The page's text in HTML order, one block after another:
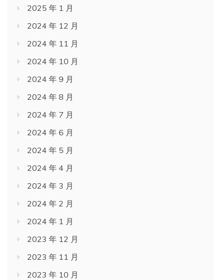
2025 年 1 月
2024 年 12 月
2024 年 11 月
2024 年 10 月
2024 年 9 月
2024 年 8 月
2024 年 7 月
2024 年 6 月
2024 年 5 月
2024 年 4 月
2024 年 3 月
2024 年 2 月
2024 年 1 月
2023 年 12 月
2023 年 11 月
2023 年 10 月